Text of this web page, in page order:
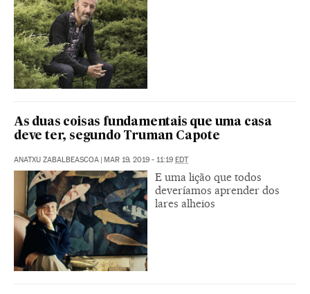
As duas coisas fundamentais que uma casa
deve ter, segundo Truman Capote
ANATXU ZABALBEASCOA | MAR 19, 2019 - 11:19 EDT
E uma lição que todos
deveríamos aprender dos
lares alheios